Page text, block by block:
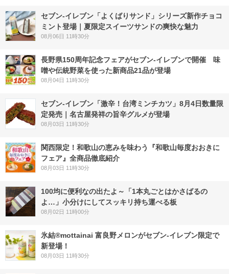
セブン‐イレブン「よくばりサンド」シリーズ新作チョコ
ミント登場｜夏限定スイーツサンドの爽快な魅力
08月06日 11時30分
長野県150周年記念フェアがセブン-イレブンで開催 味
噌や伝統野菜を使った新商品21品が登場
08月04日 11時30分
セブン-イレブン「激辛！台湾ミンチカツ」8月4日数量限
定発売｜名古屋発祥の旨辛グルメが登場
08月03日 11時30分
関西限定！和歌山の恵みを味わう『和歌山毎度おおきに
フェア』全商品徹底紹介
08月03日 11時30分
100均に便利なの出たよ～「1本丸ごとはかさばるの
よ…」小分けにしてスッキリ持ち運べる板
08月02日 11時00分
氷結®mottainai 富良野メロンがセブン‐イレブン限定で
新登場！
08月03日 11時30分